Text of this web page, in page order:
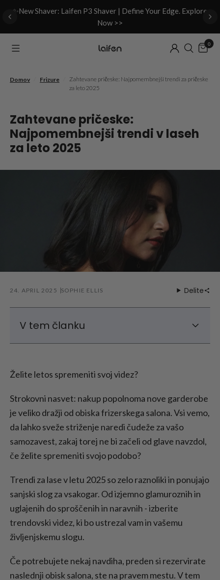
✨New Shaver: Laifen P3 Shaver | Define Your Edge. Explore
Now >>
0
Domov Frizure
Zahtevane pričeske: Najpomembnejši trendi za pričeske
za leto 2025
Zahtevane pričeske:
Najpomembnejši trendi v laseh
za leto 2025
24. APRIL 2025 SOPHIE ELLIS Delite
V tem članku
Zaključek - Najpomembnejši trendi na
Želite letos spremeniti svoj videz?
Strokovni nasvet: nakup popolnoma nove garderobe
je veliko dražji od obiska frizerskega salona. Vsi vemo,
da lahko sveže striženje naredi čudeže za vašo
samozavest, zakaj torej ne bi začeli od glave navzdol,
če želite spremeniti svojo podobo?
Trendi za lase v letu 2025 so zelo raznoliki in ponujajo
sanjski slog za vsakogar. Od izjemno glamuroznih in
uglajenih do sproščenih in naravnih - izberite
trendovski videz, ki bo ustrezal vam in vašemu
življenjskemu slogu.
Če potrebujete nekaj navdiha, preden si rezervirate
naslednji obisk salona, ste na pravem mestu. V tem